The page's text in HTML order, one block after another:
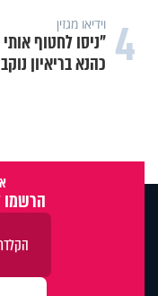
4 וידיאו מגזין
"ניסו לחטוף
כהנא בריאיון נוקב
הרשמו